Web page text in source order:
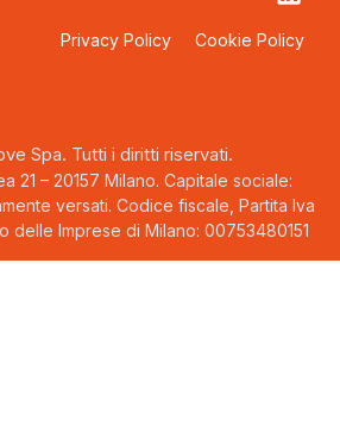
Privacy Policy Cookie Policy
Spa. Tutti i diritti riservati.
21 – 20157 Milano. Capitale sociale:
versati. Codice fiscale, Partita Iva
delle Imprese di Milano: 00753480151